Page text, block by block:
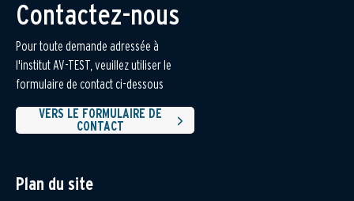
Contactez-nous
Pour toute demande adressée à
l'institut AV-TEST, veuillez utiliser le
formulaire de contact ci-dessous
VERS LE FORMULAIRE DE
CONTACT
Plan du site